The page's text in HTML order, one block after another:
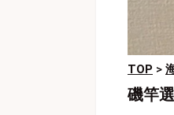
TOP >
磯竿